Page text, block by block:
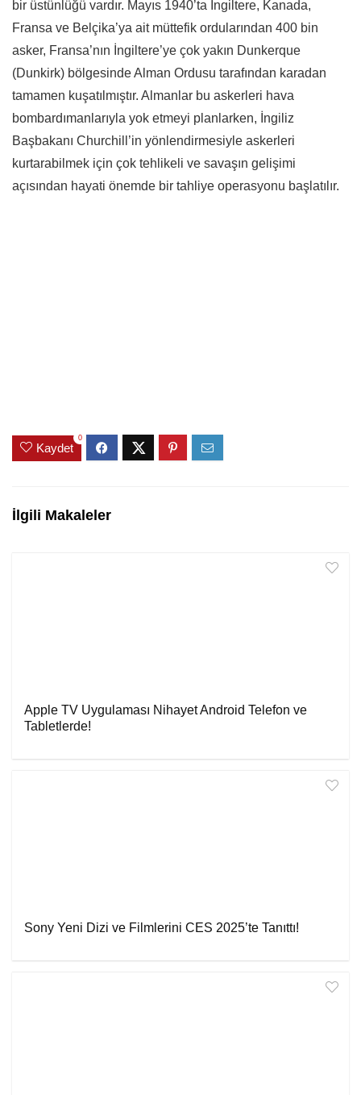
bir üstünlüğü vardır. Mayıs 1940’ta İngiltere, Kanada,
Fransa ve Belçika’ya ait müttefik ordularından 400 bin
asker, Fransa’nın İngiltere’ye çok yakın Dunkerque
(Dunkirk) bölgesinde Alman Ordusu tarafından karadan
tamamen kuşatılmıştır. Almanlar bu askerleri hava
bombardımanlarıyla yok etmeyi planlarken, İngiliz
Başbakanı Churchill’in yönlendirmesiyle askerleri
kurtarabilmek için çok tehlikeli ve savaşın gelişimi
açısından hayati önemde bir tahliye operasyonu başlatılır.
Kaydet
0
İlgili Makaleler
Apple TV Uygulaması Nihayet Android Telefon ve
Tabletlerde!
Sony Yeni Dizi ve Filmlerini CES 2025’te Tanıttı!